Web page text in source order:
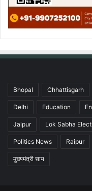
Bhopal Chhattisgarh
Delhi Education
Jaipur Lok Sabha
Politics News Raipur
मुख्यमंत्री साय